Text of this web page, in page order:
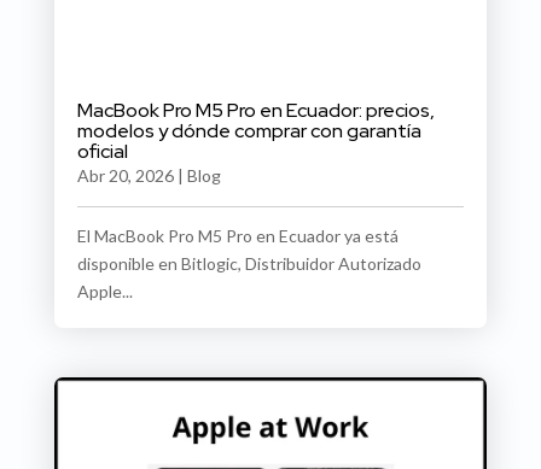
MacBook Pro M5 Pro en Ecuador: precios,
modelos y dónde comprar con garantía
oficial
Abr 20, 2026| Blog
El MacBook Pro M5 Pro en Ecuador ya está
disponible en Bitlogic, Distribuidor Autorizado
Apple...